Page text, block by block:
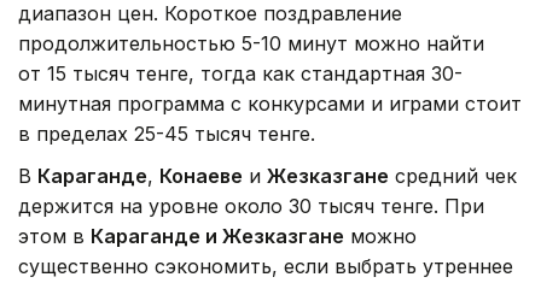
диапазон цен. Короткое поздравление
продолжительностью 5-10 минут можно найти
от 15 тысяч тенге, тогда как стандартная 30-
минутная программа с конкурсами и играми стоит
в пределах 25-45 тысяч тенге.
В Караганде, Конаеве и Жезказгане средний чек
держится на уровне около 30 тысяч тенге. При
этом в Караганде и Жезказгане можно
существенно сэкономить, если выбрать утреннее